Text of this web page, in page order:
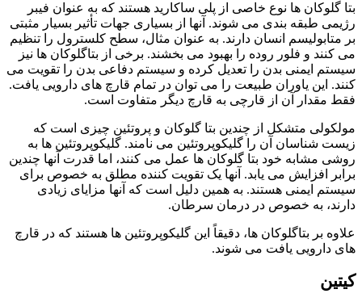
بتا گلوکان ها نوع خاصی از پلی ساکارید هستند که به عنوان فیبر
رژیمی طبقه بندی می شوند. آنها از بسیاری جهات تأثیر بسیار مثبتی
بر متابولیسم انسان دارند. به عنوان مثال، سطح کلسترول را تنظیم
می کنند و فلور روده را بهبود می بخشند. برخی از بتاگلوکان ها نیز
سیستم ایمنی بدن را تعدیل کرده و سیستم دفاعی بدن را تقویت می
کنند. این یاوران طبیعت را می توان در تمام قارچ های دارویی یافت.
فقط مقدار آن از قارچی به قارچ دیگر متفاوت است.
مولکولی متشکل از چندین بتا گلوکان و پروتئین چیزی است که
زیست شناسان آن را گلیکوپروتئین می نامند. گلیکوپروتئین ها به
روشی مشابه خود بتا گلوکان ها عمل می کنند، اما قدرت آنها چندین
برابر افزایش می یابد. آنها یک تقویت کننده مطلق به خصوص برای
سیستم ایمنی هستند. به همین دلیل است که آنها مزایای زیادی
دارند، به خصوص در درمان سرطان.
علاوه بر بتاگلوکان ها، دقیقاً این گلیکوپروتئین ها هستند که در قارچ
های دارویی یافت می شوند.
کیتین